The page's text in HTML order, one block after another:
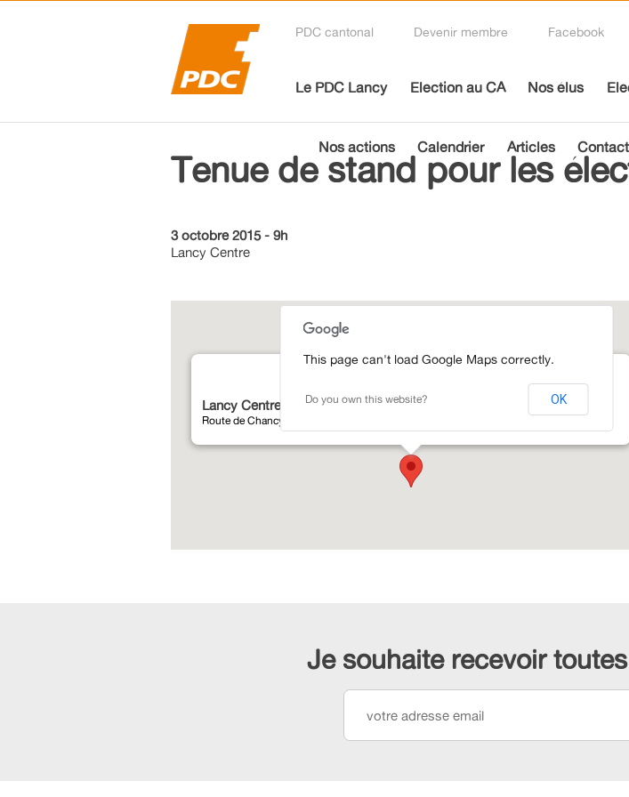
PDC cantonal Devenir membre Facebook
Le PDC Lancy Election au CA Nos élus
Nos actions Calendrier Articles Contact
Tenue de stand pour les
3 octobre 2015 - 9h
Lancy Centre
Lancy Centre
Route de Chancy 71 - Petit-Lancy
This page can't load Google Maps correctly.
Do you own this website? OK
Je souhaite recevoir